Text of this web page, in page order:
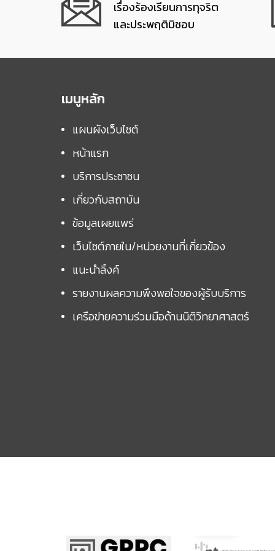
เรื่องร้องเรียนการทุจริต
และประพฤติมิชอบ
เมนูหลัก
แผนผังเว็บไซต์
หน้าแรก
บริการประชาชน
เกี่ยวกับสถาบัน
ข้อมูลเผยแพร่
เว็บไซต์ภายใน/หน่วยงานที่เกี่ยวข้อง
แนะนำลิ้งค์
รายงานผลความพึงพอใจของผู้รับบริการ
เครือข่ายความร่วมมือด้านนิติวิทยาศาสตร์